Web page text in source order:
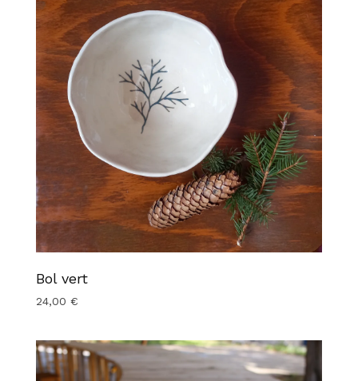
Bol vert
24,00 €